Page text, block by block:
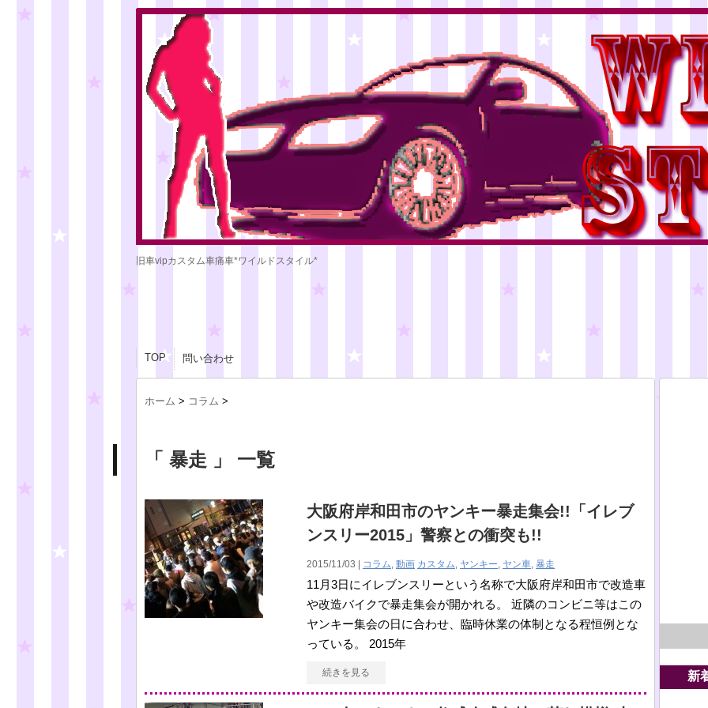
旧車vipカスタム車痛車*ワイルドスタイル*
TOP 問い合わせ
ホーム > コラム >
「 暴走 」 一覧
大阪府岸和田市のヤンキー暴走集会!!「イレブ
ンスリー2015」警察との衝突も!!
2015/11/03 | コラム, 動画 カスタム, ヤンキー, ヤン車, 暴走
11月3日にイレブンスリーという名称で大阪府岸和田市で改造車
や改造バイクで暴走集会が開かれる。 近隣のコンビニ等はこの
ヤンキー集会の日に合わせ、臨時休業の体制となる程恒例とな
っている。 2015年
続きを見る 新